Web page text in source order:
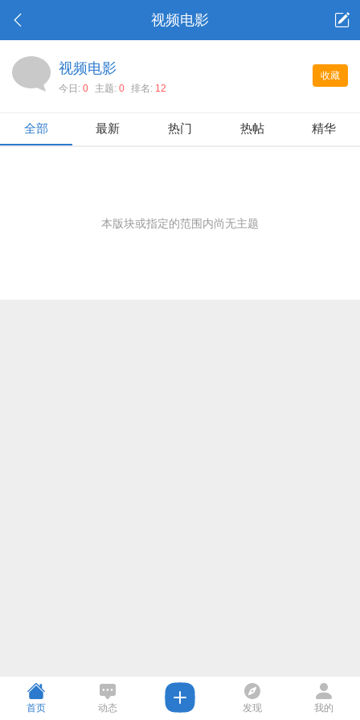
视频电影
收藏
视频电影
今日: 0 主题: 0 排名: 12
全部 最新 热门 热帖 精华
本版块或指定的范围内尚无主题
首页 动态 发现 我的